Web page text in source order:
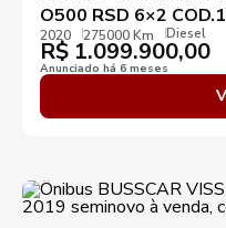
O500 RSD 6×2
2020 275000 Km Diesel
R$ 1.099.900,00
Anunciado há 6 meses